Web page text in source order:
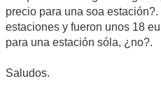
precio para una soa
estaciones y fueron unos 18
para una estación sóla, ¿no?.
Saludos.